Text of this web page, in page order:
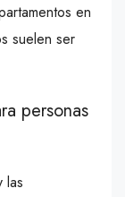
en
suelen ser
personas
las